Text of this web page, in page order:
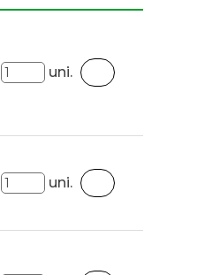
uni.
uni.